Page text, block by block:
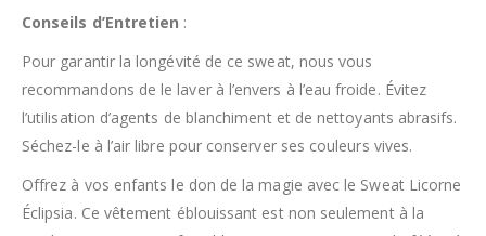
Conseils d’Entretien :
Pour garantir la longévité de ce sweat, nous vous
recommandons de le laver à l’envers à l’eau froide. Évitez
l’utilisation d’agents de blanchiment et de nettoyants abrasifs.
Séchez-le à l’air libre pour conserver ses couleurs vives.
Offrez à vos enfants le don de la magie avec le Sweat Licorne
Éclipsia. Ce vêtement éblouissant est non seulement à la